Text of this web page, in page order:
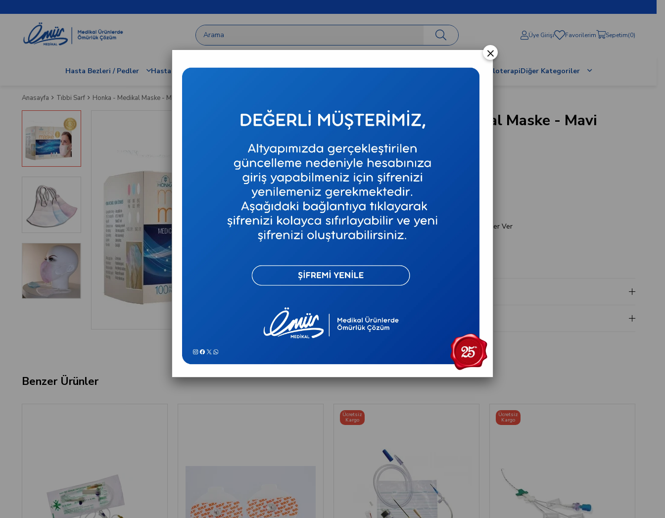
Üye Girişi Favorilerim Sepetim 0
Hasta Bezleri / Pedler Hastane / Klinik Demirbaşlar Tıbbi Cihazlar Tıbbi Sarf Varis Çorapları Neural Terapi / ProloterapiDiğer Kategoriler
Anasayfa Tıbbi Sarf Honka - Medikal Maske - Mavi
Honka - Medikal Maske - Mavi
Marka : HONKA
₺400,00
₺53,01 `den başlayan taksitlerle
Favorilere Ekle Gelince Haber Ver
Ödeme Seçenekleri
Benzer Ürünler
Ücretsiz
Kargo
Ücretsiz
Kargo
×